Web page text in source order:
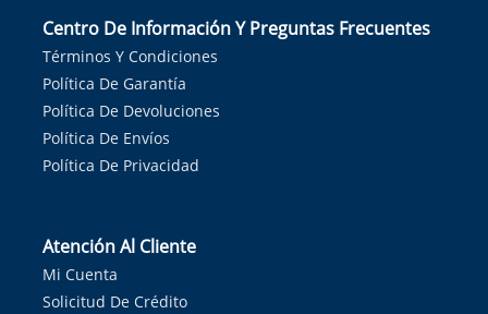
Centro De Información Y Preguntas Frecuentes
Términos Y Condiciones
Política De Garantía
Política De Devoluciones
Política De Envíos
Política De Privacidad
Atención Al Cliente
Mi Cuenta
Solicitud De Crédito